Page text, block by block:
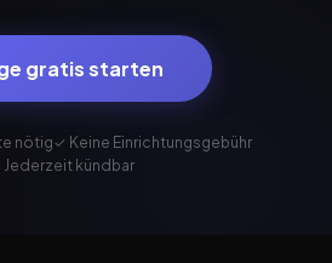
gratis starten
nötig✓ Keine Einrichtungsgebühr
Jederzeit kündbar